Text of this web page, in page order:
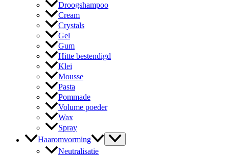
Droogshampoo
Cream
Crystals
Gel
Gum
Hitte bestendigd
Klei
Mousse
Pasta
Pommade
Volume poeder
Wax
Spray
Haaromvorming
Neutralisatie